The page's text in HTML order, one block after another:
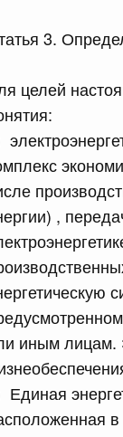
3.
целей
,
иным лицам.
Единая
в постановление
20
в постановление
в